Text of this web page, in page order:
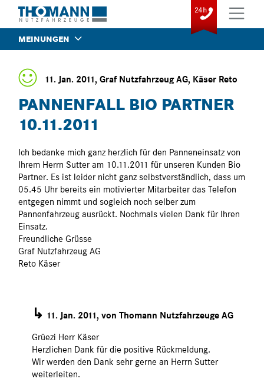
MEINUNGEN
11. Jan. 2011, Graf Nutzfahrzeug AG, Käser Reto
PANNENFALL BIO PARTNER
10.11.2011
Ich bedanke mich ganz herzlich für den Panneneinsatz von
Ihrem Herrn Sutter am 10.11.2011 für unseren Kunden Bio
Partner. Es ist leider nicht ganz selbstverständlich, dass um
05.45 Uhr bereits ein motivierter Mitarbeiter das Telefon
entgegen nimmt und sogleich noch selber zum
Pannenfahrzeug ausrückt. Nochmals vielen Dank für Ihren
Einsatz.
Freundliche Grüsse
Graf Nutzfahrzeug AG
Reto Käser
↳ 11. Jan. 2011, von Thomann Nutzfahrzeuge AG
Grüezi Herr Käser
Herzlichen Dank für die positive Rückmeldung.
Wir werden den Dank sehr gerne an Herrn Sutter
weiterleiten.